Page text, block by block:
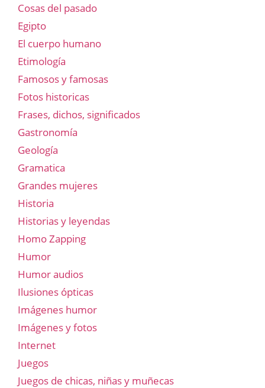
Cosas del pasado
Egipto
El cuerpo humano
Etimología
Famosos y famosas
Fotos historicas
Frases, dichos, significados
Gastronomía
Geología
Gramatica
Grandes mujeres
Historia
Historias y leyendas
Homo Zapping
Humor
Humor audios
Ilusiones ópticas
Imágenes humor
Imágenes y fotos
Internet
Juegos
Juegos de chicas, niñas y muñecas